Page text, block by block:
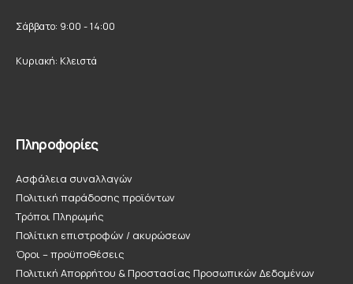
Σάββατο: 9:00 - 14:00
Κυριακή: Κλειστά
Πληροφορίες
Ασφάλεια συναλλαγών
Πολιτική παράδοσης προϊόντων
Τρόποι Πληρωμής
Πολίτικη επιστροφών / ακυρώσεων
Όροι – προϋποθέσεις
Πολιτική Απορρήτου & Προστασίας Προσωπικών Δεδομένων